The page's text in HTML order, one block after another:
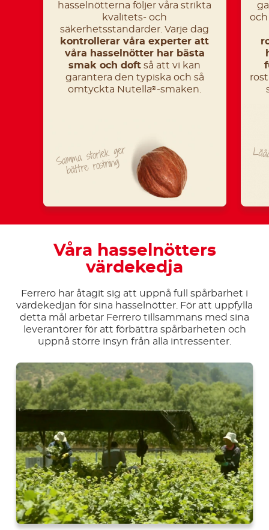
hasselnötterna följer våra strikta
kvalitets- och
säkerhetsstandarder. Varje dag
kontrollerar våra experter att
våra hasselnötter har bästa
smak och doft så att vi kan
garantera den typiska och så
omtyckta Nutella® -smaken.
Samma storlek ger
bättre rostning
Våra hasselnötters
värdekedja
Ferrero har åtagit sig att uppnå full spårbarhet i
värdekedjan för sina hasselnötter. För att uppfylla
detta mål arbetar Ferrero tillsammans med sina
leverantörer för att förbättra spårbarheten och
uppnå större insyn från alla intressenter.